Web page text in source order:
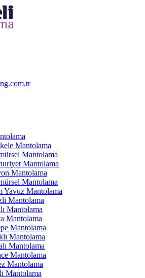
Mantolama
Mantolama
Mantolama
Mantolama
Mantolama
Yavuz Mantolama
Mantolama
Mantolama
Mantolama
Mantolama
Mantolama
Mantolama
Mantolama
Mantolama
Mantolama